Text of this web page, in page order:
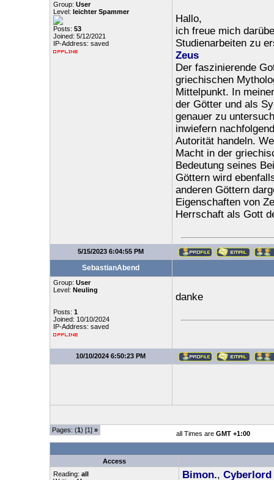
Group: User
Level: leichter Spammer
Posts: 53
Joined: 5/12/2021
IP-Address: saved
Hallo,
ich freue mich
Studienarbeiten zu
Zeus
Der faszinierende
griechischen
Mittelpunkt. In
der Götter und als
genauer zu
inwiefern
Autorität handeln.
Macht in der
Bedeutung seines
Göttern wird
anderen Göttern
Eigenschaften von
Herrschaft als Gott
5/15/2023 6:04:55 PM
SebastianAbend
Group: User
Level: Neuling
Posts: 1
Joined: 10/10/2024
IP-Address: saved
danke
10/10/2024 6:50:23 PM
Pages: (1) [1] » all Times are GMT +1:00
Access
Reading: all
Bimon., Cyberlord